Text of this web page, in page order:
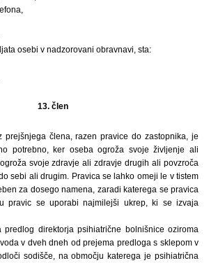
osebi v nadzorovani obravnavi, sta:
13. člen
prejšnjega člena, razen pravice do zastopnika, je
potrebno, ker oseba ogroža svoje življenje ali
svoje zdravje ali zdravje drugih ali povzroča
sebi ali drugim. Pravica se lahko omeji le v tistem
za dosego namena, zaradi katerega se pravica
pravic se uporabi najmilejši ukrep, ki se izvaja
direktorja psihiatrične bolnišnice oziroma
v dveh dneh od prejema predloga s sklepom v
sodišče, na območju katerega je psihiatrična